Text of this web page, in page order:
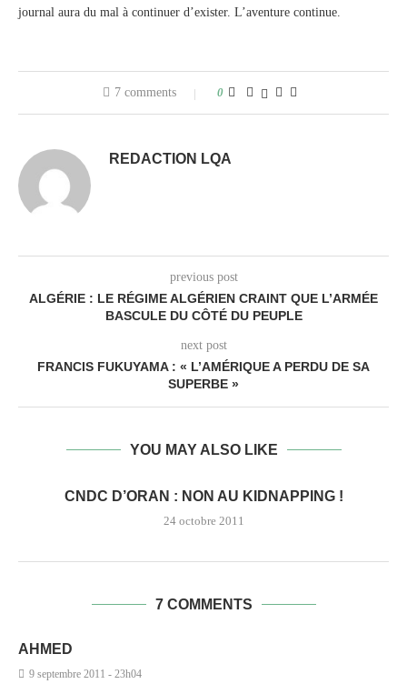
journal aura du mal à continuer d’exister. L’aventure continue.
7 comments 0
REDACTION LQA
previous post
ALGÉRIE : LE RÉGIME ALGÉRIEN CRAINT QUE L’ARMÉE
BASCULE DU CÔTÉ DU PEUPLE
next post
FRANCIS FUKUYAMA : « L’AMÉRIQUE A PERDU DE SA
SUPERBE »
YOU MAY ALSO LIKE
CNDC D’ORAN : NON AU KIDNAPPING !
24 octobre 2011
7 COMMENTS
AHMED
9 septembre 2011 - 23h04